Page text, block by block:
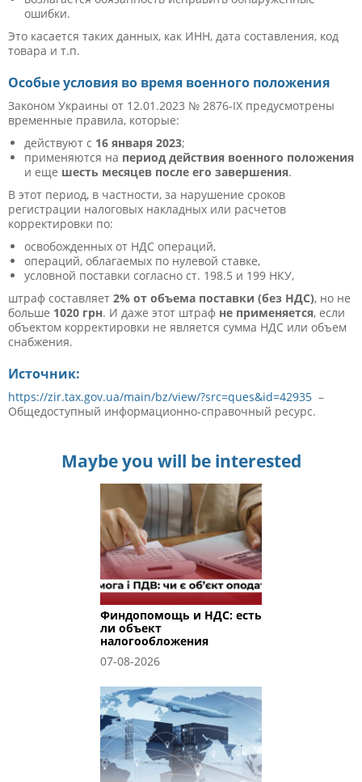
ошибки.
Это касается таких данных, как ИНН, дата составления, код
товара и т.п.
Особые условия во время военного положения
Законом Украины от 12.01.2023 № 2876-IX предусмотрены
временные правила, которые:
действуют с 16 января 2023;
применяются на период действия военного положения
и еще шесть месяцев после его завершения.
В этот период, в частности, за нарушение сроков
регистрации налоговых накладных или расчетов
корректировки по:
освобожденных от НДС операций,
операций, облагаемых по нулевой ставке,
условной поставки согласно ст. 198.5 и 199 НКУ,
штраф составляет 2% от объема поставки (без НДС), но не
больше 1020 грн. И даже этот штраф не применяется, если
объектом корректировки не является сумма НДС или объем
снабжения.
Источник:
https://zir.tax.gov.ua/main/bz/view/?src=ques&id=42935 –
Общедоступный информационно-справочный ресурс.
Maybe you will be interested
Финдопомощь и НДС: есть
ли объект
налогообложения
07-08-2026